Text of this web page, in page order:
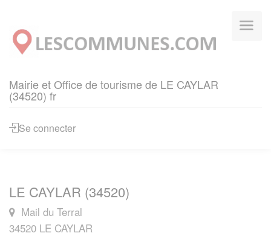
Mairie et Office de tourisme de LE CAYLAR
(34520) fr
Se connecter
LE CAYLAR (34520)
Mail du Terral
34520 LE CAYLAR